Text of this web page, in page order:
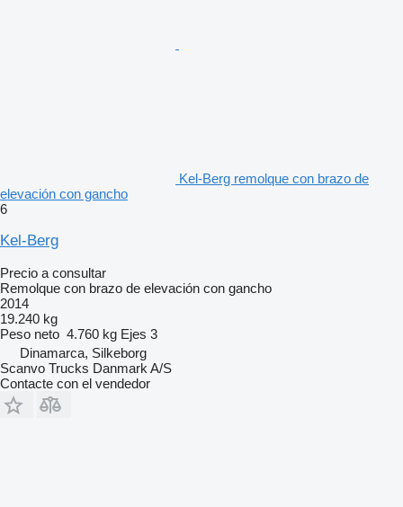
Kel-Berg remolque con brazo de
elevación con gancho
6
Kel-Berg
Precio a consultar
Remolque con brazo de elevación con gancho
2014
19.240 kg
Peso neto 4.760 kg Ejes 3
Dinamarca, Silkeborg
Scanvo Trucks Danmark A/S
Contacte con el vendedor